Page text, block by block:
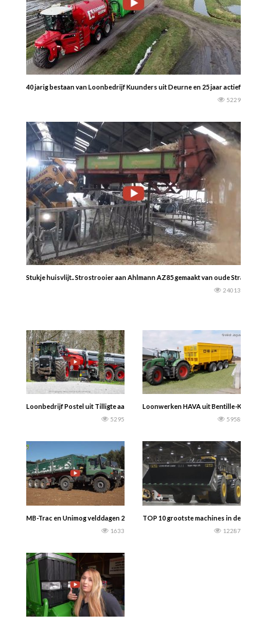
40 jarig bestaan van Loonbedrijf Kuunders uit Deurne en 25 jaar actief in de
5229
Stukje huisvlijt.. Strostrooier aan Ahlmann AZ85 gemaakt van oude
24013
Loonbedrijf Postel uit Tilligte aan het bouwland bemesten 2021 met een
5295
Loonwerken HAVA uit Bentille-Kaprijke
5958
MB-Trac en Unimog velddagen 2022 – Maïs- en bietenoogst – Trekkerweb.nl
1633
TOP 10 grootste machines in de wereld
12287